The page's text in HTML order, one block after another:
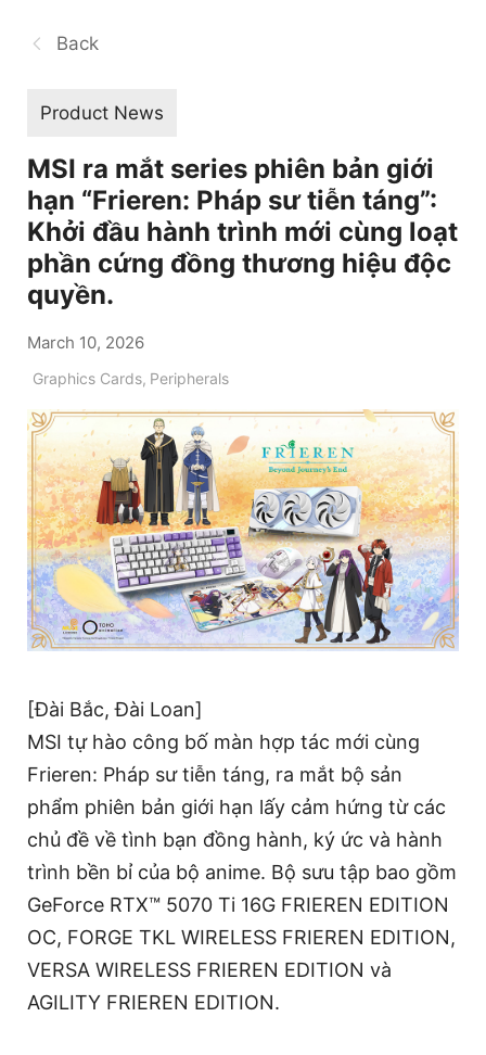
Back
Product News
MSI ra mắt series phiên bản giới
hạn “Frieren: Pháp sư tiễn táng”:
Khởi đầu hành trình mới cùng loạt
phần cứng đồng thương hiệu độc
quyền.
March 10, 2026
Graphics Cards, Peripherals
[Đài Bắc, Đài Loan]
MSI tự hào công bố màn hợp tác mới cùng
Frieren: Pháp sư tiễn táng, ra mắt bộ sản
phẩm phiên bản giới hạn lấy cảm hứng từ các
chủ đề về tình bạn đồng hành, ký ức và hành
trình bền bỉ của bộ anime. Bộ sưu tập bao gồm
GeForce RTX™ 5070 Ti 16G FRIEREN EDITION
OC, FORGE TKL WIRELESS FRIEREN EDITION,
VERSA WIRELESS FRIEREN EDITION và
AGILITY FRIEREN EDITION.